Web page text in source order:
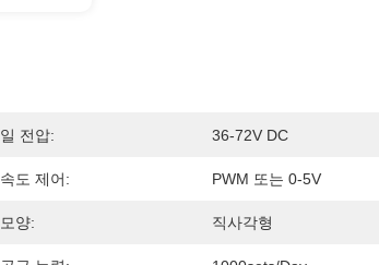
일 전압: 36-72V DC
속도 제어: PWM 또는 0-5V
모양: 직사각형